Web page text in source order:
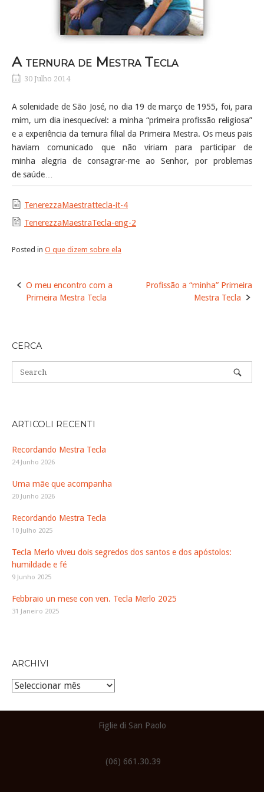
A ternura de Mestra Tecla
30 Julho 2014
A solenidade de São José, no dia 19 de março de 1955, foi, para
mim, um dia inesquecível: a minha “primeira profissão religiosa”
e a experiência da ternura filial da Primeira Mestra. Os meus pais
haviam comunicado que não viriam para participar de
minha alegria de consagrar-me ao Senhor, por problemas
de saúde…
TenerezzaMaestrattecla-it-4
TenerezzaMaestraTecla-eng-2
Posted in O que dizem sobre ela
Post
navigation
O meu encontro com a
Primeira Mestra Tecla
Profissão a “minha” Primeira
Mestra Tecla
CERCA
ARTICOLI RECENTI
Recordando Mestra Tecla
24 Junho 2026
Uma mãe que acompanha
20 Junho 2026
Recordando Mestra Tecla
10 Julho 2025
Tecla Merlo viveu dois segredos dos santos e dos apóstolos:
humildade e fé
9 Junho 2025
Febbraio un mese con ven. Tecla Merlo 2025
31 Janeiro 2025
ARCHIVI
Archivi
Figlie di San Paolo
(06) 661.30.39